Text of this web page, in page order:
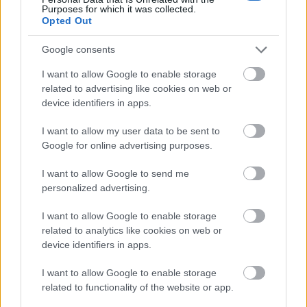
Purposes for which it was collected.
Opted Out
Google consents
I want to allow Google to enable storage
related to advertising like cookies on web or
device identifiers in apps.
I want to allow my user data to be sent to
Google for online advertising purposes.
I want to allow Google to send me
personalized advertising.
I want to allow Google to enable storage
related to analytics like cookies on web or
device identifiers in apps.
I want to allow Google to enable storage
related to functionality of the website or app.
Egy tökéletes példa erre a humor, és az, hogy mi itt
keleten a dark humort úgy fogjuk föl, mint a
tökéletes gyógyszert a történelmi és egyéb
tudjuk eljátszani. Ez viszont nem azt jelenti, hogy itt
lenne egy kelet-európai mag, akik összezárnak és
Összességében azonban azt tudom mondani, hogy
nyilván legyen szempont az embernél a helyi
kultúra, ha választania kell a desztinációk közül.
Azonban ne ez legyen az elsődleges, ha
Svédországba jön, és gyanítom ez máshol is